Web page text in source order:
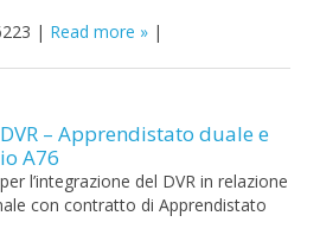
| Read more |
– Apprendistato duale e
A76
l’integrazione del DVR in relazione
con contratto di Apprendistato